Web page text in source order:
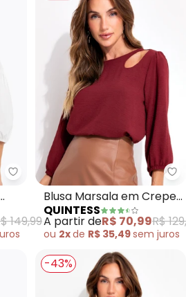
Quintess - Blusa (Off White)
149,99
Blusa Marsala em Crepe
com Manga 3/4 e
Detalhe Vazado no
QUINTESS
A partir deR$ 70,99R$
ou 2xde R$ 35,49sem juros
-43%